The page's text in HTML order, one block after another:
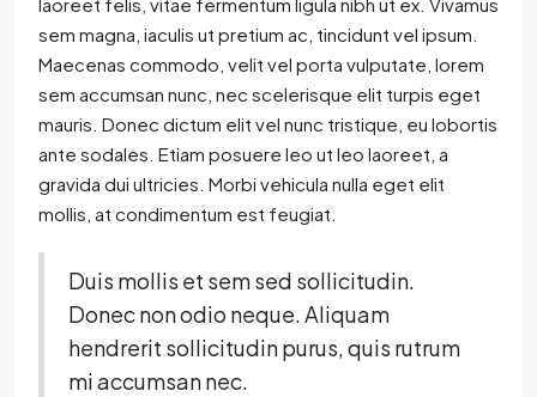
sem magna, iaculis ut pretium ac, tincidunt vel ipsum.
Maecenas commodo, velit vel porta vulputate, lorem
sem accumsan nunc, nec scelerisque elit turpis eget
mauris. Donec dictum elit vel nunc tristique, eu lobortis
ante sodales. Etiam posuere leo ut leo laoreet, a
gravida dui ultricies. Morbi vehicula nulla eget elit
mollis, at condimentum est feugiat.
Duis mollis et sem sed sollicitudin.
Donec non odio neque. Aliquam
hendrerit sollicitudin purus, quis rutrum
mi accumsan nec.